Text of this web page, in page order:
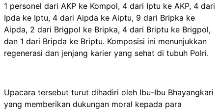
1 personel dari AKP ke Kompol, 4 dari Iptu ke AKP, 4 dari
Ipda ke Iptu, 4 dari Aipda ke Aiptu, 9 dari Bripka ke
Aipda, 2 dari Brigpol ke Bripka, 4 dari Briptu ke Brigpol,
dan 1 dari Bripda ke Briptu. Komposisi ini menunjukkan
regenerasi dan jenjang karier yang sehat di tubuh Polri.
Upacara tersebut turut dihadiri oleh Ibu-Ibu Bhayangkari
yang memberikan dukungan moral kepada para